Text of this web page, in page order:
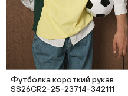
Футболка короткий рукав
SS26CR2-25-23714-342111